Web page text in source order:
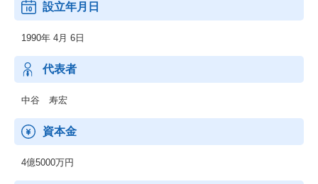
CTCテクノロジー（CTCT）は、伊藤忠テクノソリューションズ(C
トータルサービスインテグレータとして同社が展開するのはハー
ドウェア、ソフトウェア、ネットワーク、インターネット、セキ
ュリティのすべての領域のサポートおよび技術教育のサポートで
す。
設立年月日
1990年 4月 6日
代表者
中谷 寿宏
資本金
4億5000万円